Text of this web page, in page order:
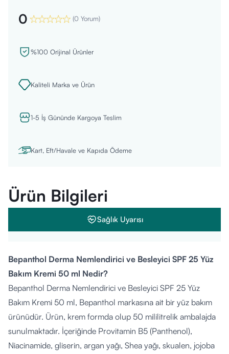
0 (0 Yorum)
%100 Orijinal Ürünler
Kaliteli Marka ve Ürün
1-5 İş Gününde Kargoya Teslim
Kart, Eft/Havale ve Kapıda Ödeme
Ürün Bilgileri
Sağlık Uyarısı
Bepanthol Derma Nemlendirici ve Besleyici SPF 25 Yüz
Bakım Kremi 50 ml Nedir?
Bepanthol Derma Nemlendirici ve Besleyici SPF 25 Yüz
Bakım Kremi 50 ml, Bepanthol markasına ait bir yüz bakım
ürünüdür. Ürün, krem formda olup 50 mililitrelik ambalajda
sunulmaktadır. İçeriğinde Provitamin B5 (Panthenol),
Niacinamide, gliserin, argan yağı, Shea yağı, skualen, jojoba